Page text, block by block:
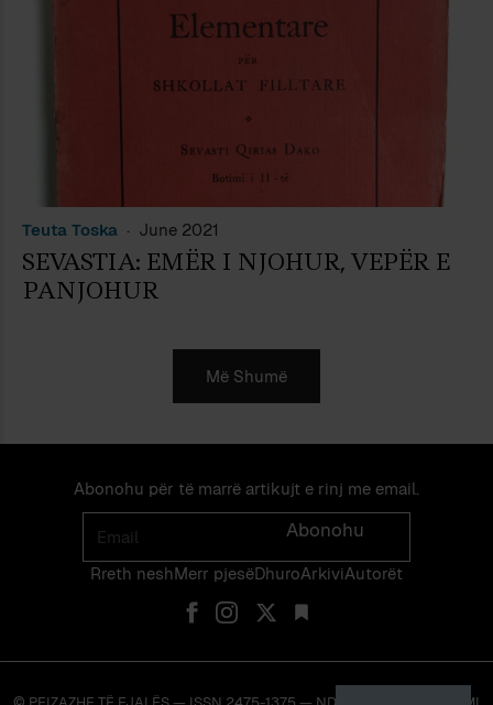
Teuta Toska June 2021
SEVASTIA: EMËR I NJOHUR, VEPËR E
PANJOHUR
Më Shumë
Abonohu për të marrë artikujt e rinj me email.
Email
Abonohu
Rreth neshMerr pjes​​ë​DhuroArkiviAutorët